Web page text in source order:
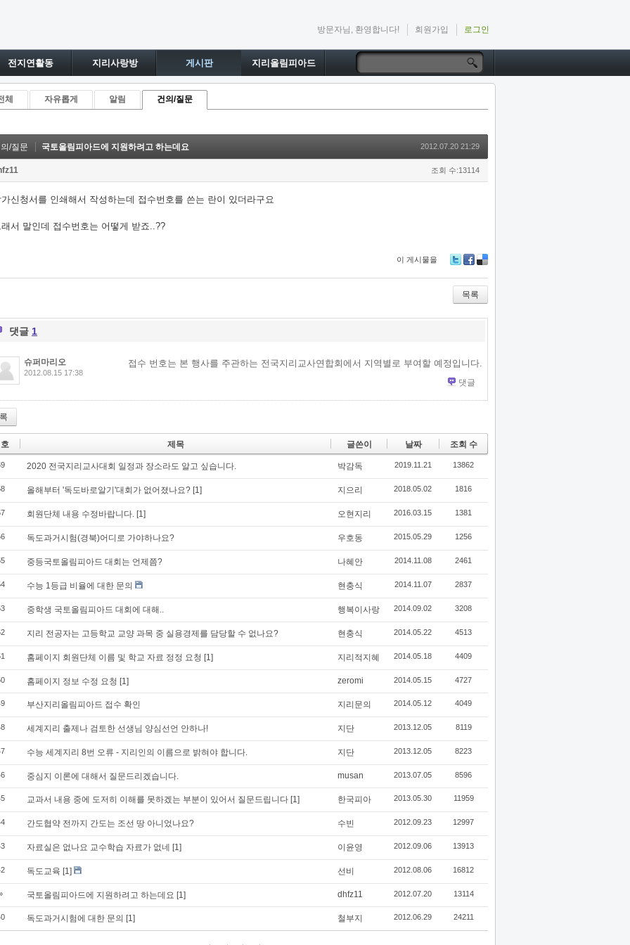
방문자님, 환영합니다! 회원가입 로그인
전지연활동 지리사랑방 게시판 지리올림피아드
체 자유롭게 알림 건의/질문
/질문 국토올림피아드에 지원하려고 하는데요 2012.07.20 21:29
조회 수:13114
신청서를 인쇄해서 작성하는데 접수번호를 쓴는 란이 있더라구요
서 말인데 접수번호는 어떻게 받죠..??
이 게시물을
bo
ok
ou
s
목록
댓글 1
슈퍼마리오
2012.08.15 17:38
접수 번호는 본 행사를 주관하는 전국지리교사연합회에서 지역별로 부여할 예정입니다.
댓글
제목 글쓴이 날짜 조회 수
2020 전국지리교사대회 일정과 장소라도 알고 싶습니다. 박감독 2019.11.21 13862
올해부터 '독도바로알기'대회가 없어졌나요? [1] 지으리 2018.05.02 1816
회원단체 내용 수정바랍니다. [1] 오현지리 2016.03.15 1381
독도과거시험(경북)어디로 가야하나요? 우호동 2015.05.29 1256
중등국토올림피아드 대회는 언제쯤? 나혜안 2014.11.08 2461
수능 1등급 비율에 대한 문의 현충식 2014.11.07 2837
중학생 국토올림피아드 대회에 대해.. 행복이사랑 2014.09.02 3208
지리 전공자는 고등학교 교양 과목 중 실용경제를 담당할 수 없나요? 현충식 2014.05.22 4513
홈페이지 회원단체 이름 및 학교 자료 정정 요청 [1] 지리적지혜 2014.05.18 4409
홈페이지 정보 수정 요청 [1] zeromi 2014.05.15 4727
부산지리올림피아드 접수 확인 지리문의 2014.05.12 4049
세계지리 출제나 검토한 선생님 양심선언 안하나! 지단 2013.12.05 8119
수능 세계지리 8번 오류 - 지리인의 이름으로 밝혀야 합니다. 지단 2013.12.05 8223
중심지 이론에 대해서 질문드리겠습니다. musan 2013.07.05 8596
교과서 내용 중에 도저히 이해를 못하겠는 부분이 있어서 질문드립니다 [1] 한국피아 2013.05.30 11959
간도협약 전까지 간도는 조선 땅 아니었나요? 수빈 2012.09.23 12997
자료실은 없나요 교수학습 자료가 없네 [1] 이윤영 2012.09.06 13913
독도교육 [1] 선비 2012.08.06 16812
국토올림피아드에 지원하려고 하는데요 [1] dhfz11 2012.07.20 13114
독도과거시험에 대한 문의 [1] 철부지 2012.06.29 24211